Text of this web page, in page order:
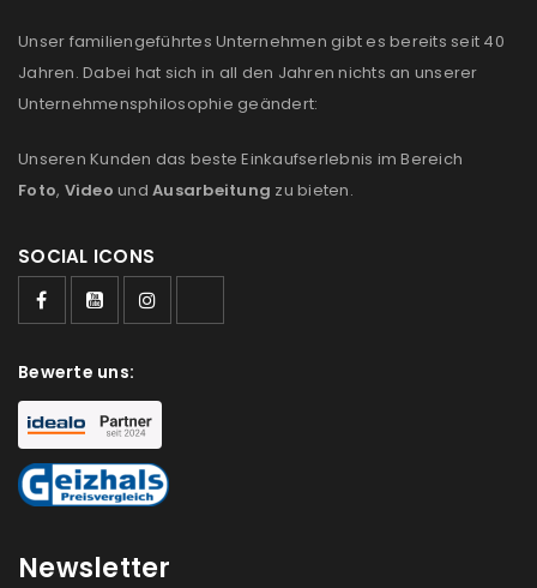
Unser familiengeführtes Unternehmen gibt es bereits seit 40
Jahren. Dabei hat sich in all den Jahren nichts an unserer
Unternehmensphilosophie geändert:
Unseren Kunden das beste Einkaufserlebnis im Bereich
Foto, Video und Ausarbeitung zu bieten.
SOCIAL ICONS
Bewerte uns:
Newsletter